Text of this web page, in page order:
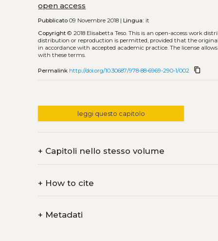
open access
Pubblicato 09 Novembre 2018 |Lingua: it
Copyright © 2018 Elisabetta Teso.This is an open-access work
distribution or reproduction is permitted, provided that the
in accordance with accepted academic practice. The license
with these terms.
Permalink http://doi.org/10.30687/978-88-6969-290-1/002 content_copy
leggi questo capitolo
+ Capitoli nello stesso volume
+ How to cite
+ Metadati